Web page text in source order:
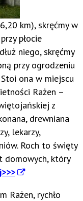
km), skręćmy w
płocie
niego, skręćmy
przy ogrodzeniu
ona w miejscu
Rażen –
z
drewniana
lekarzy,
Roch to święty
domowych, który
Rażen, rychło